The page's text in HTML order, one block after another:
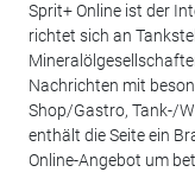
Sprit+ Online ist der
richtet sich an
Nachrichten mit
Shop/Gastro, Tank-/
enthält die Seite ein
Online-Angebot um